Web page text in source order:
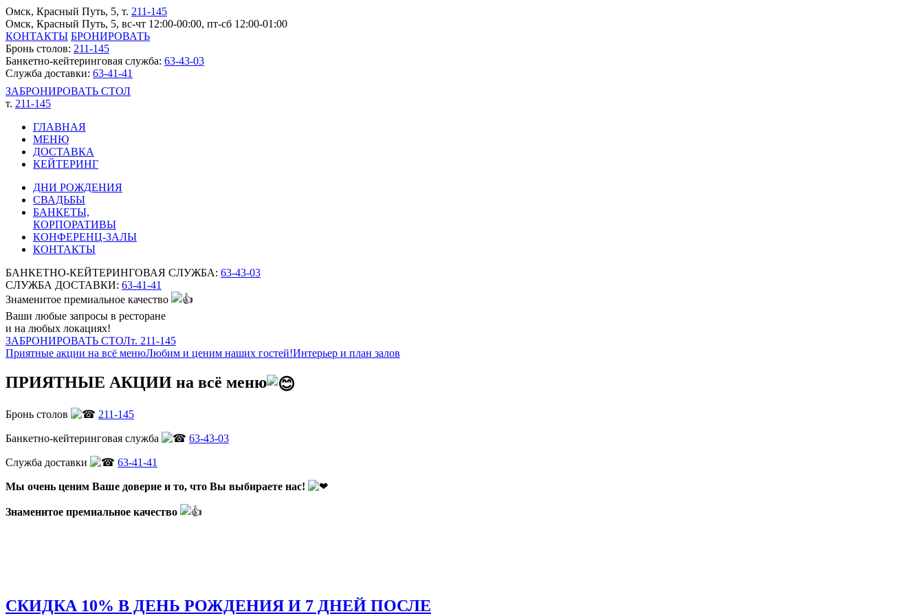
Омск, Красный Путь, 5, т. 211-145
Омск, Красный Путь, 5, вс-чт 12:00-00:00, пт-сб 12:00-01:00
КОНТАКТЫ БРОНИРОВАТЬ
Бронь столов: 211-145
Банкетно-кейтеринговая служба: 63-43-03
Служба доставки: 63-41-41
ЗАБРОНИРОВАТЬ СТОЛ
т. 211-145
ГЛАВНАЯ
МЕНЮ
ДОСТАВКА
КЕЙТЕРИНГ
ДНИ РОЖДЕНИЯ
СВАДЬБЫ
БАНКЕТЫ,
КОРПОРАТИВЫ
КОНФЕРЕНЦ-ЗАЛЫ
КОНТАКТЫ
БАНКЕТНО-КЕЙТЕРИНГОВАЯ СЛУЖБА: 63-43-03
СЛУЖБА ДОСТАВКИ: 63-41-41
Знаменитое премиальное качество
Ваши любые запросы в ресторане
и на любых локациях!
ЗАБРОНИРОВАТЬ СТОЛт. 211-145
Приятные акции на всё менюЛюбим и ценим наших гостей!Интерьер и план залов
ПРИЯТНЫЕ АКЦИИ на всё меню
Бронь столов 211-145
Банкетно-кейтеринговая служба 63-43-03
Служба доставки 63-41-41
Мы очень ценим Ваше доверие и то, что Вы выбираете нас!
Знаменитое премиальное качество
СКИДКА 10% В ДЕНЬ РОЖДЕНИЯ И 7 ДНЕЙ ПОСЛЕ